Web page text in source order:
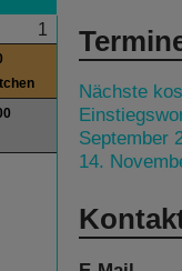
1
Nächste
September
14.